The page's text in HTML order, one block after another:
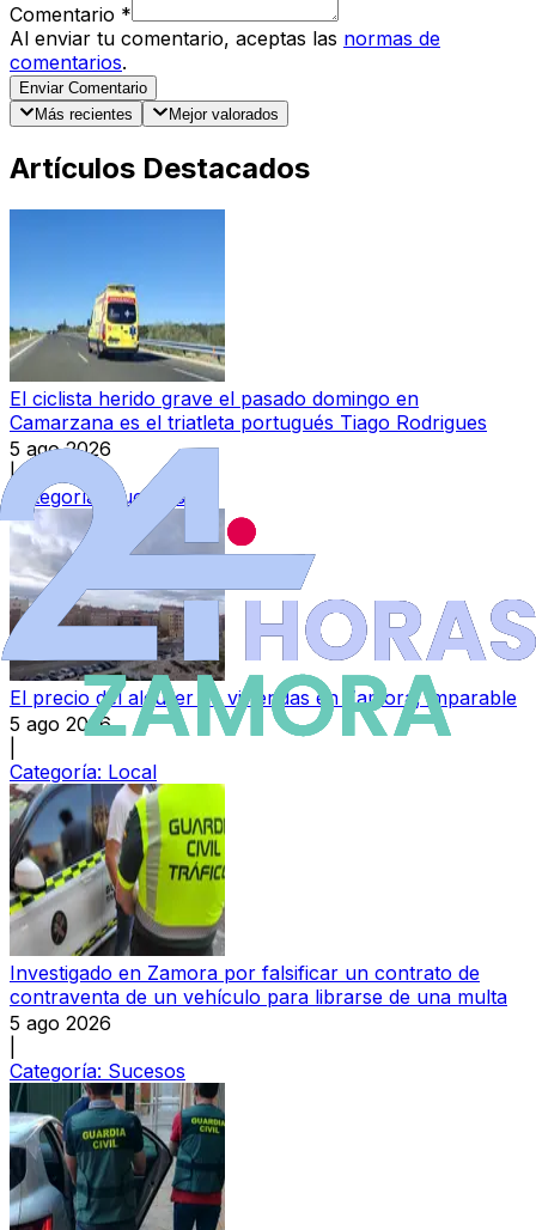
Comentario *
Al enviar tu comentario, aceptas las normas de
comentarios.
Enviar Comentario
Más recientes
Mejor valorados
Artículos Destacados
El ciclista herido grave el pasado domingo en
Camarzana es el triatleta portugués Tiago Rodrigues
5 ago 2026
|
Categoría:
Sucesos
El precio del alquiler de viviendas en Zamora, imparable
5 ago 2026
Categoría: Local
Investigado en Zamora por falsificar un contrato de
contraventa de un vehículo para librarse de una multa
5 ago 2026
Categoría: Sucesos